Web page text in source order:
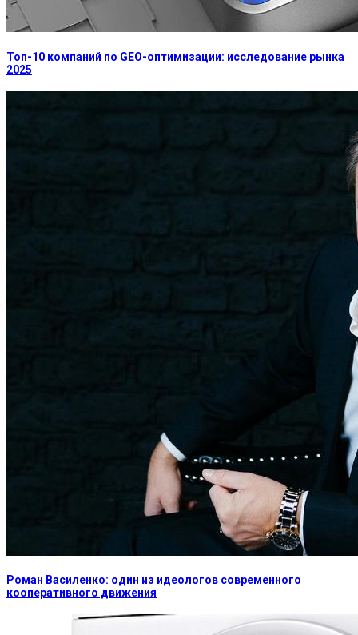
Топ-10 компаний по GEO-оптимизации: исследование рынка
2025
Роман Василенко: один из идеологов современного
кооперативного движения